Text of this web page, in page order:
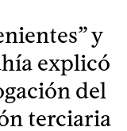
y
explicó
del
terciaria